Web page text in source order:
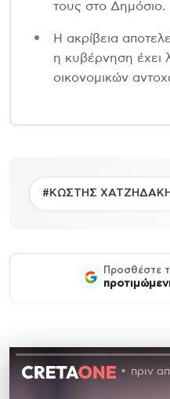
τους στο Δημόσιο.
Η ακρίβεια
η κυβέρνηση έχει
οικονομικών
#ΚΩΣΤΗΣ
Προσθέστε
πριν